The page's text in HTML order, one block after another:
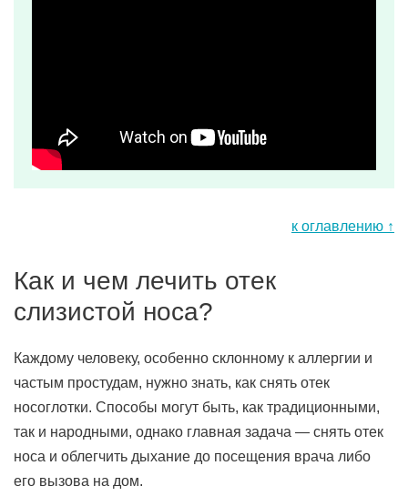
к оглавлению ↑
Как и чем лечить отек
слизистой носа?
Каждому человеку, особенно склонному к аллергии и
частым простудам, нужно знать, как снять отек
носоглотки. Способы могут быть, как традиционными,
так и народными, однако главная задача — снять отек
носа и облегчить дыхание до посещения врача либо
его вызова на дом.